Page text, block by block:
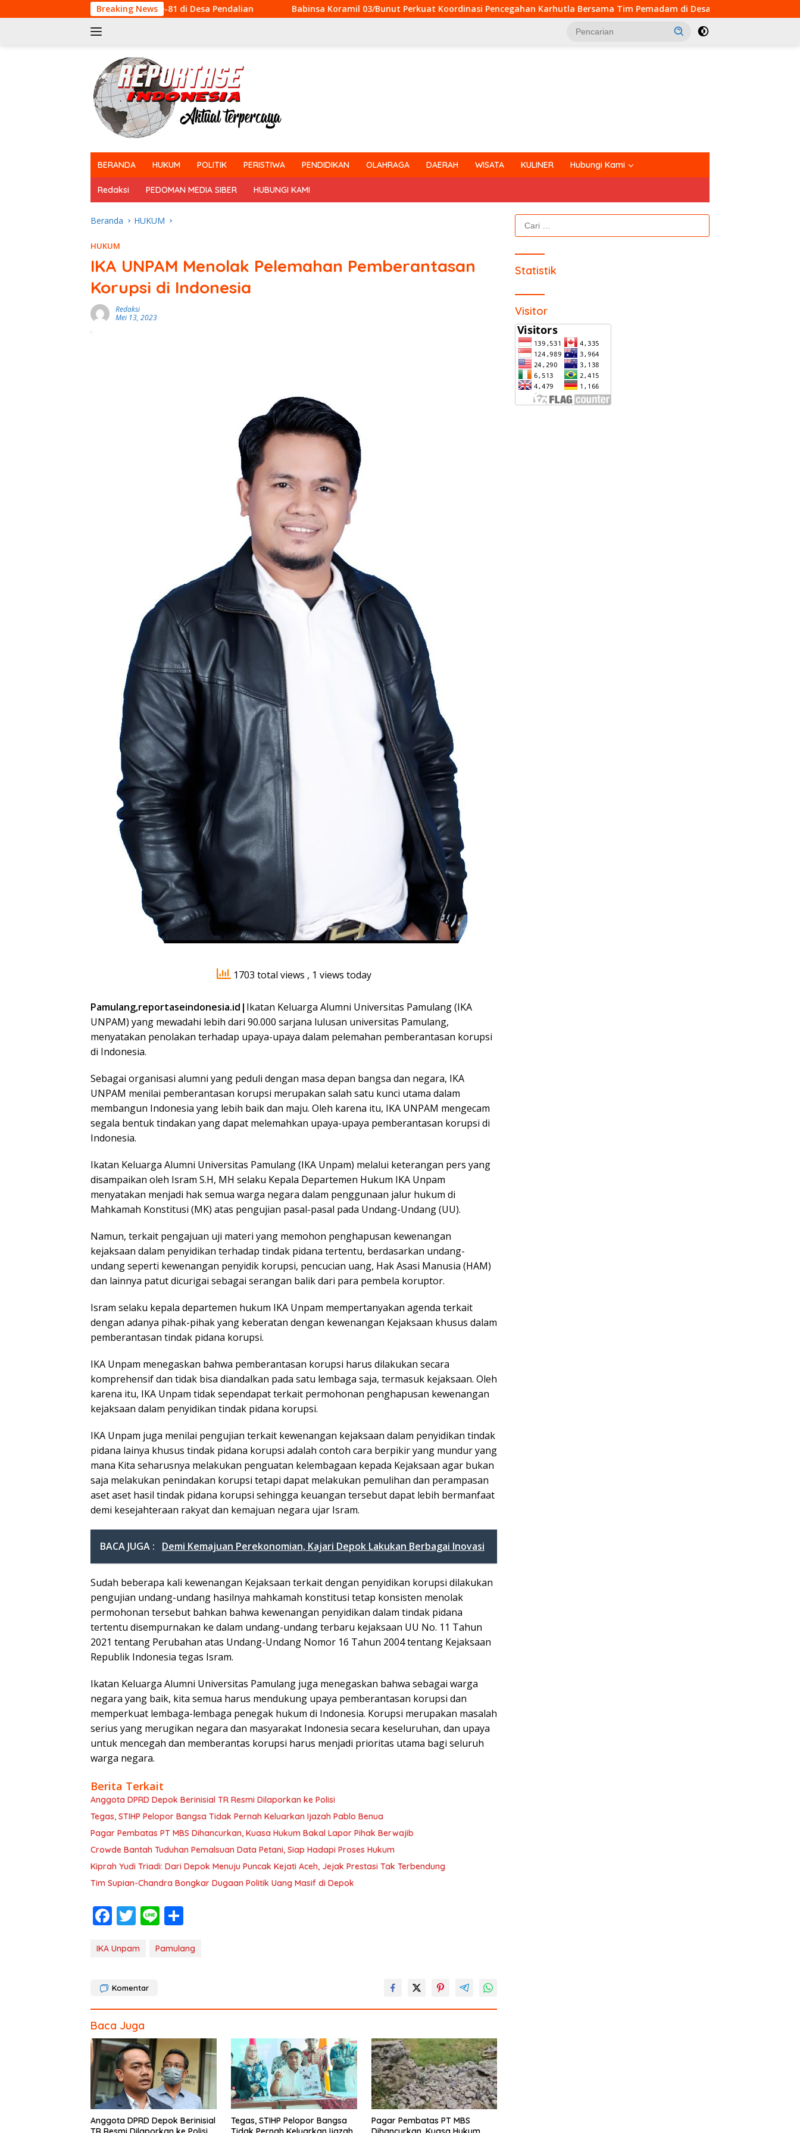
ke
Breaking News
HUT RI Ke-81 di Desa Pendalian Babinsa Koramil 03/Bunut Perkuat Koordinasi Pencegahan Karhutla Bersama Tim Pemadam di Desa Sungai Buluh Siap Manfaatkan Air
BERANDA HUKUM POLITIK PERISTIWA PENDIDIKAN OLAHRAGA DAERAH WISATA KULINER Hubungi Kami
Redaksi PEDOMAN MEDIA SIBER HUBUNGI KAMI
Beranda HUKUM
HUKUM
IKA UNPAM Menolak Pelemahan Pemberantasan
Korupsi di Indonesia
Redaksi
Mei 13, 2023
1703 total views , 1 views today
Pamulang,reportaseindonesia.id| Ikatan Keluarga Alumni Universitas Pamulang (IKA
UNPAM) yang mewadahi lebih dari 90.000 sarjana lulusan universitas Pamulang,
menyatakan penolakan terhadap upaya-upaya dalam pelemahan pemberantasan korupsi
di Indonesia.
Sebagai organisasi alumni yang peduli dengan masa depan bangsa dan negara, IKA
UNPAM menilai pemberantasan korupsi merupakan salah satu kunci utama dalam
membangun Indonesia yang lebih baik dan maju. Oleh karena itu, IKA UNPAM mengecam
segala bentuk tindakan yang dapat melemahkan upaya-upaya pemberantasan korupsi di
Indonesia.
Ikatan Keluarga Alumni Universitas Pamulang (IKA Unpam) melalui keterangan pers yang
disampaikan oleh Isram S.H, MH selaku Kepala Departemen Hukum IKA Unpam
menyatakan menjadi hak semua warga negara dalam penggunaan jalur hukum di
Mahkamah Konstitusi (MK) atas pengujian pasal-pasal pada Undang-Undang (UU).
Namun, terkait pengajuan uji materi yang memohon penghapusan kewenangan
kejaksaan dalam penyidikan terhadap tindak pidana tertentu, berdasarkan undang-
undang seperti kewenangan penyidik korupsi, pencucian uang, Hak Asasi Manusia (HAM)
dan lainnya patut dicurigai sebagai serangan balik dari para pembela koruptor.
Isram selaku kepala departemen hukum IKA Unpam mempertanyakan agenda terkait
dengan adanya pihak-pihak yang keberatan dengan kewenangan Kejaksaan khusus dalam
pemberantasan tindak pidana korupsi.
IKA Unpam menegaskan bahwa pemberantasan korupsi harus dilakukan secara
komprehensif dan tidak bisa diandalkan pada satu lembaga saja, termasuk kejaksaan. Oleh
karena itu, IKA Unpam tidak sependapat terkait permohonan penghapusan kewenangan
kejaksaan dalam penyidikan tindak pidana korupsi.
IKA Unpam juga menilai pengujian terkait kewenangan kejaksaan dalam penyidikan tindak
pidana lainya khusus tindak pidana korupsi adalah contoh cara berpikir yang mundur yang
mana Kita seharusnya melakukan penguatan kelembagaan kepada Kejaksaan agar bukan
saja melakukan penindakan korupsi tetapi dapat melakukan pemulihan dan perampasan
aset aset hasil tindak pidana korupsi sehingga keuangan tersebut dapat lebih bermanfaat
demi kesejahteraan rakyat dan kemajuan negara ujar Isram.
BACA JUGA : Demi Kemajuan Perekonomian, Kajari Depok Lakukan Berbagai Inovasi
Sudah beberapa kali kewenangan Kejaksaan terkait dengan penyidikan korupsi dilakukan
pengujian undang-undang hasilnya mahkamah konstitusi tetap konsisten menolak
permohonan tersebut bahkan bahwa kewenangan penyidikan dalam tindak pidana
tertentu disempurnakan ke dalam undang-undang terbaru kejaksaan UU No. 11 Tahun
2021 tentang Perubahan atas Undang-Undang Nomor 16 Tahun 2004 tentang Kejaksaan
Republik Indonesia tegas Isram.
Ikatan Keluarga Alumni Universitas Pamulang juga menegaskan bahwa sebagai warga
negara yang baik, kita semua harus mendukung upaya pemberantasan korupsi dan
memperkuat lembaga-lembaga penegak hukum di Indonesia. Korupsi merupakan masalah
serius yang merugikan negara dan masyarakat Indonesia secara keseluruhan, dan upaya
untuk mencegah dan memberantas korupsi harus menjadi prioritas utama bagi seluruh
warga negara.
Berita Terkait
Anggota DPRD Depok Berinisial TR Resmi Dilaporkan ke Polisi
Tegas, STIHP Pelopor Bangsa Tidak Pernah Keluarkan Ijazah Pablo Benua
Pagar Pembatas PT MBS Dihancurkan, Kuasa Hukum Bakal Lapor Pihak Berwajib
Crowde Bantah Tuduhan Pemalsuan Data Petani, Siap Hadapi Proses Hukum
Kiprah Yudi Triadi: Dari Depok Menuju Puncak Kejati Aceh, Jejak Prestasi Tak Terbendung
Tim Supian-Chandra Bongkar Dugaan Politik Uang Masif di Depok
F
e
o
o
k
T
itt
Li
e ar
IKA Unpam Pamulang
Komentar
Baca Juga
Anggota DPRD Depok Berinisial
Tegas, STIHP Pelopor Bangsa
Pagar Pembatas PT MBS
Cari
untuk:
Statistik
Visitor